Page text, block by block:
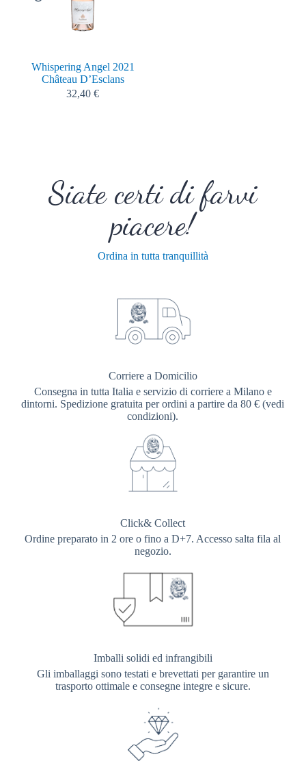
Whispering Angel 2021
Château D’Esclans
32,40€
Siate certi di farvi
piacere!
Ordina in tutta tranquillità
Corriere a Domicilio
Consegna in tutta Italia e servizio di corriere a Milano e
dintorni. Spedizione gratuita per ordini a partire da 80 € (vedi
condizioni).
Click& Collect
Ordine preparato in 2 ore o fino a D+7. Accesso salta fila al
negozio.
Imballi solidi ed infrangibili
Gli imballaggi sono testati e brevettati per garantire un
trasporto ottimale e consegne integre e sicure.